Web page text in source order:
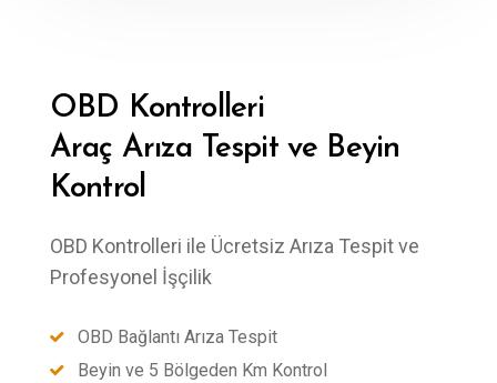
OBD Kontrolleri
Araç Arıza Tespit ve Beyin
Kontrol
OBD Kontrolleri ile Ücretsiz Arıza Tespit ve
Profesyonel İşçilik
OBD Bağlantı Arıza Tespit
Beyin ve 5 Bölgeden Km Kontrol